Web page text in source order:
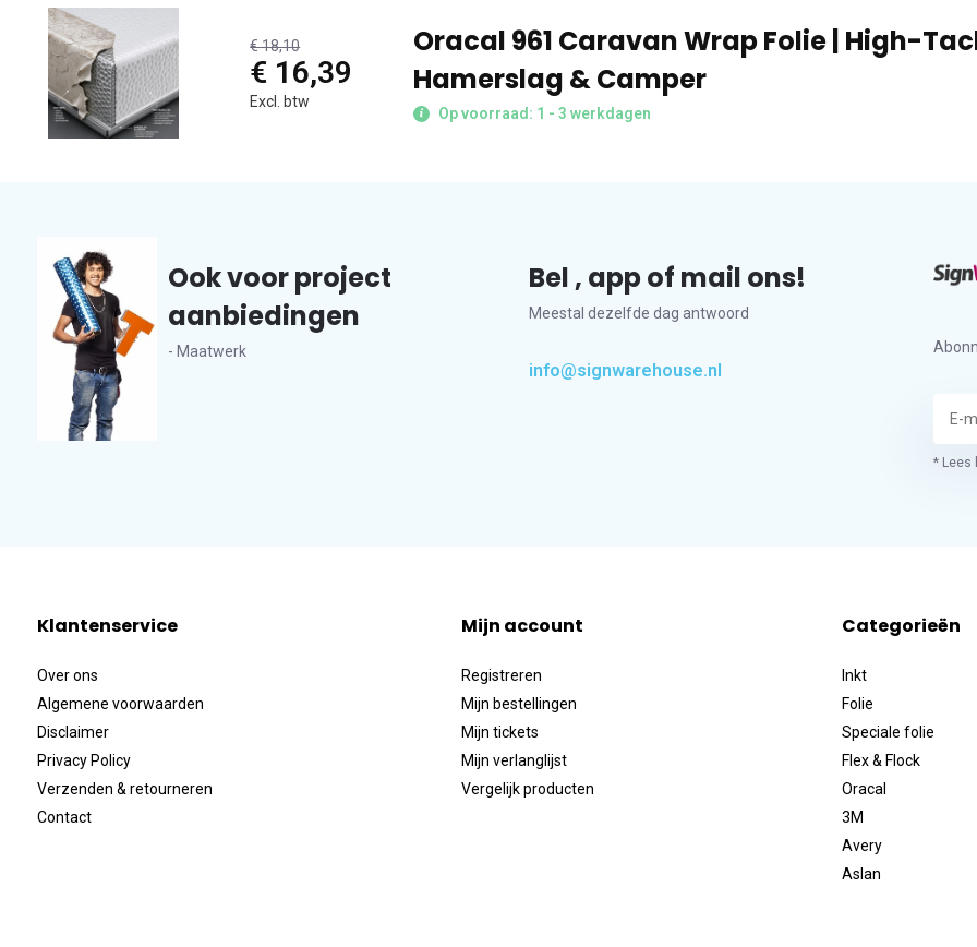
€ 18,10
€ 16,39
Excl. btw
Oracal 961 Caravan Wrap Folie | High-
Hamerslag & Camper
Op voorraad: 1 - 3 werkdagen
Ook voor project
aanbiedingen
- Maatwerk
Bel , app of mail ons!
Meestal dezelfde dag antwoord
info@signwarehouse.nl
* Lees
Klantenservice
Over ons
Algemene voorwaarden
Disclaimer
Privacy Policy
Verzenden & retourneren
Contact
Mijn account
Registreren
Mijn bestellingen
Mijn tickets
Mijn verlanglijst
Vergelijk producten
Categorieën
Inkt
Folie
Speciale folie
Flex & Flock
Oracal
3M
Avery
Aslan